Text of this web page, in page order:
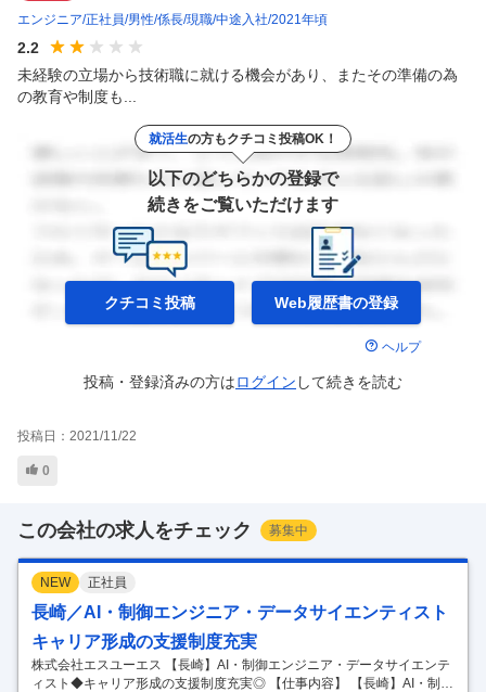
エンジニア 正社員 男性 係長 現職 中途入社 2021年頃
2.2
未経験の立場から技術職に就ける機会があり、またその準備の為
の教育や制度も...
就活生の方もクチコミ投稿OK！
以下のどちらかの登録で
続きをご覧いただけます
クチコミ投稿 Web履歴書の登録
ヘルプ
投稿・登録済みの方はログイン して続きを読む
投稿日： 2021/11/22
0
この会社の求人をチェック 募集中
NEW 正社員
長崎／AI・制御エンジニア・データサイエンティスト
キャリア形成の支援制度充実
株式会社エスユーエス 【長崎】AI・制御エンジニア・データサイエンテ
ィスト◆キャリア形成の支援制度充実◎ 【仕事内容】 【長崎】AI・制御